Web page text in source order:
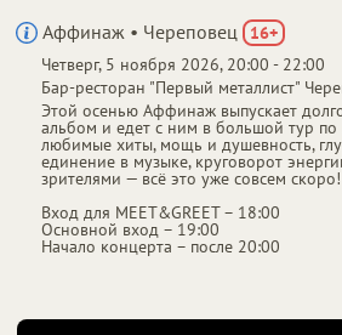
Аффинаж • Череповец 16+
Четверг, 5 ноября 2026, 20:00 - 22:00
Бар-ресторан "Первый металлист"
Этой осенью Аффинаж выпускает
альбом и едет с ним в большой тур
любимые хиты, мощь и душевность,
единение в музыке, круговорот
зрителями — всё это уже совсем скоро!
Вход для MEET&GREET – 18:00
Основной вход – 19:00
Начало концерта – после 20:00
От 1 800 ₽ до 4 000 ₽